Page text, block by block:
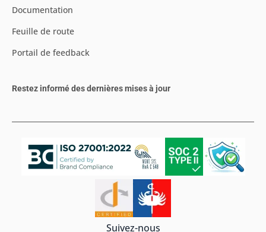
Documentation
Feuille de route
Portail de feedback
Restez informé des dernières mises à jour
Suivez-nous